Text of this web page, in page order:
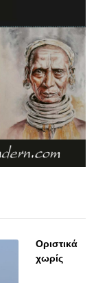
Οριστικά
χωρίς